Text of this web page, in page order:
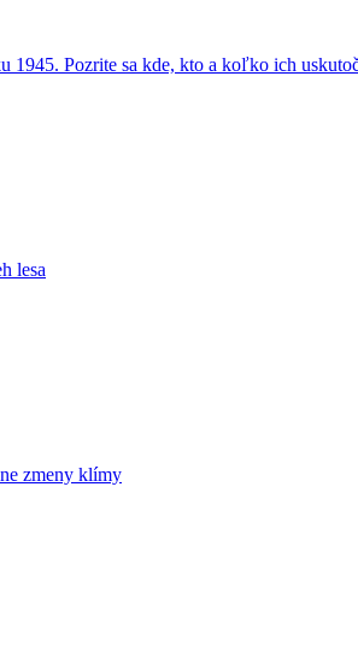
1945. Pozrite sa kde, kto a koľko ich
lesa
zmeny klímy